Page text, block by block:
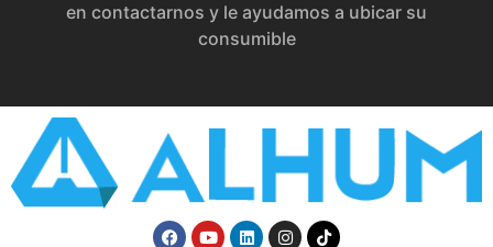
en contactarnos y le ayudamos a ubicar su
consumible